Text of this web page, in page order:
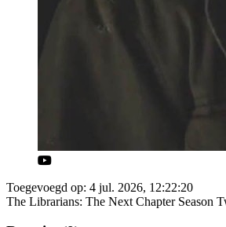
Toegevoegd op: 4 jul. 2026, 12:22:20
The Librarians: The Next Chapter Season